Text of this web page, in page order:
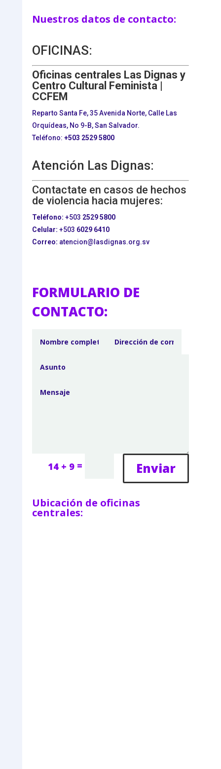
Nuestros datos de contacto:
OFICINAS:
Oficinas centrales Las Dignas y
Centro Cultural Feminista |
CCFEM
Reparto Santa Fe, 35 Avenida Norte, Calle Las
Orquídeas, No 9-B, San Salvador.
Teléfono: +503 2529 5800
Atención Las Dignas:
Contactate en casos de hechos
de violencia hacia mujeres:
Teléfono: +503 2529 5800
Celular: +503 6029 6410
Correo: atencion@lasdignas.org.sv
FORMULARIO DE
CONTACTO:
14 + 9 = Enviar
Ubicación de oficinas
centrales: